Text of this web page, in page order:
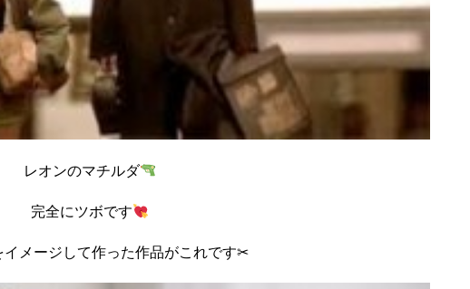
レオンのマチルダ
完全にツボです
イメージして作った作品がこれです✂︎